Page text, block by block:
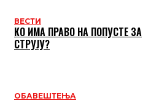
ВЕСТИ
КО ИМА ПРАВО НА ПОПУСТЕ ЗА
СТРУЈУ?
ОБАВЕШТЕЊА